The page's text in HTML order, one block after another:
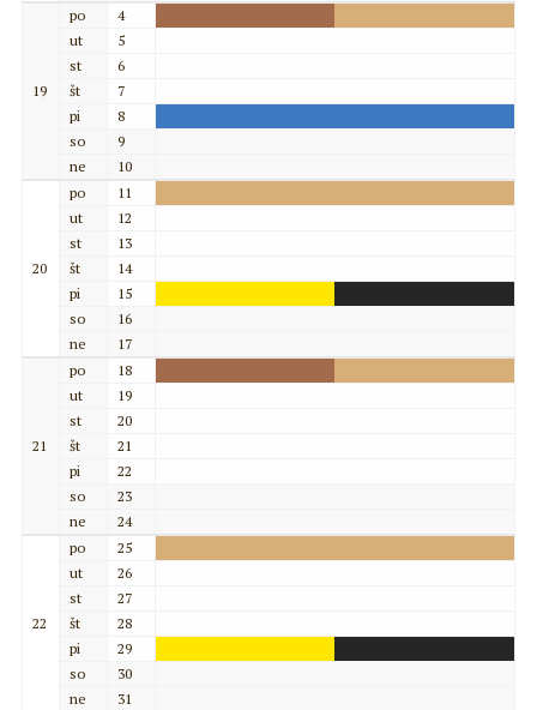
19
po
4
ut
5
st
6
št
7
pi
8
so
9
ne
10
20
po
11
ut
12
st
13
št
14
pi
15
so
16
ne
17
21
po
18
ut
19
st
20
št
21
pi
22
so
23
ne
24
22
po
25
ut
26
st
27
št
28
pi
29
so
30
ne
31